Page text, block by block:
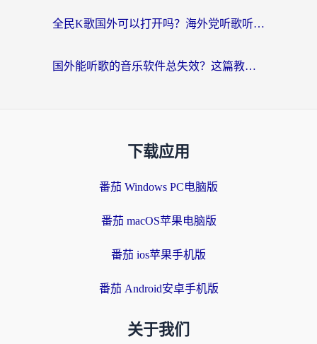
全民K歌国外可以打开吗？海外党听歌听书无限制的实用指南
国外能听歌的音乐软件总失效？这篇教你怎么在海外流畅听网易云
下载应用
番茄 Windows PC电脑版
番茄 macOS苹果电脑版
番茄 ios苹果手机版
番茄 Android安卓手机版
关于我们